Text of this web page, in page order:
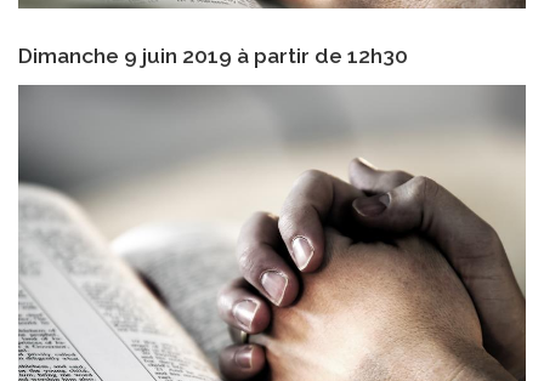
Dimanche 9 juin 2019 à partir de 12h30